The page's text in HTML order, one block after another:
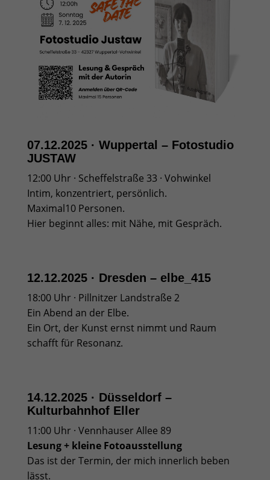
07.12.2025 · Wuppertal – Fotostudio
JUSTAW
12:00 Uhr · Scheffelstraße 33 · Vohwinkel
Intim, konzentriert, persönlich.
Maximal10 Personen.
Hier beginnt alles: mit Nähe, mit Gespräch.
12.12.2025 · Dresden – elbe_415
18:00 Uhr · Pillnitzer Landstraße 2
Ein Abend an der Elbe.
Ein Ort, der Kunst ernst nimmt und Raum
schafft für Resonanz.
14.12.2025 · Düsseldorf –
Kulturbahnhof Eller
11:00 Uhr · Vennhauser Allee 89
Lesung + kleine Fotoausstellung
Das ist der Termin, der mich innerlich beben
lässt.